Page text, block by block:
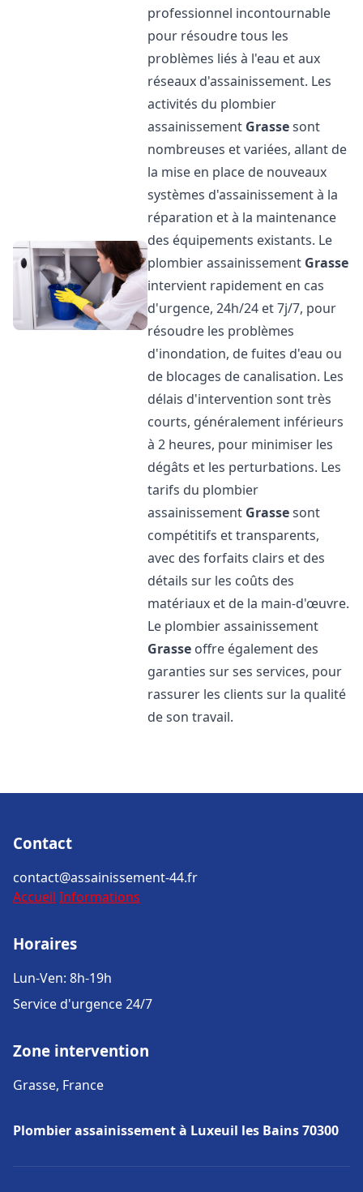
professionnel incontournable
pour résoudre tous les
problèmes liés à l'eau et aux
réseaux d'assainissement. Les
activités du plombier
assainissement Grassesont
nombreuses et variées, allant de
la mise en place de nouveaux
systèmes d'assainissement à la
réparation et à la maintenance
des équipements existants. Le
plombier assainissement Grasse
intervient rapidement en cas
d'urgence, 24h/24 et 7j/7, pour
résoudre les problèmes
d'inondation, de fuites d'eau ou
de blocages de canalisation. Les
délais d'intervention sont très
courts, généralement inférieurs
à 2 heures, pour minimiser les
dégâts et les perturbations. Les
tarifs du plombier
assainissement Grassesont
compétitifs et transparents,
avec des forfaits clairs et des
détails sur les coûts des
matériaux et de la main-d'œuvre.
Le plombier assainissement
Grasse offre également des
garanties sur ses services, pour
rassurer les clients sur la qualité
de son travail.
Contact
contact@assainissement-44.fr
Accueil Informations
Horaires
Lun-Ven: 8h-19h
Service d'urgence 24/7
Zone intervention
Grasse, France
Plombier assainissement à Luxeuil les Bains 70300